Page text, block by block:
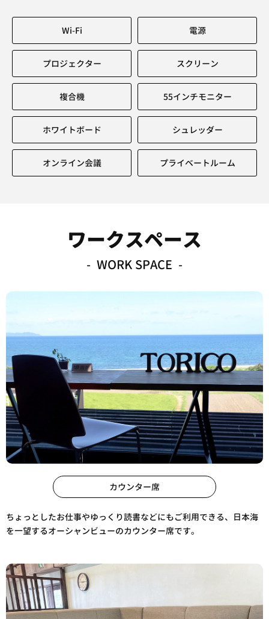
Wi-Fi 電源
プロジェクター スクリーン
複合機 55インチモニター
ホワイトボード シュレッダー
オンライン会議 プライベートルーム
ワークスペース
WORK SPACE
カウンター席
ちょっとしたお仕事やゆっくり読書などにもご利用できる、日本海
を一望するオーシャンビューのカウンター席です。